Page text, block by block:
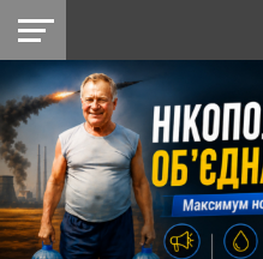
НІКОПОЛЬ
РАЙОН
СІЧЕСЛАВСЬКА
УКРАЇНА
РЕТРО
НІКОПОЛЬ
ЛАЙТ
УКРАЇНА
ДОПОМОГА
РАДІО